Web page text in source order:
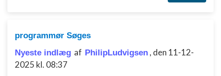
programmør Søges
Nyeste indlæg af PhilipLudvigsen , den 11-12-
2025 kl. 08:37